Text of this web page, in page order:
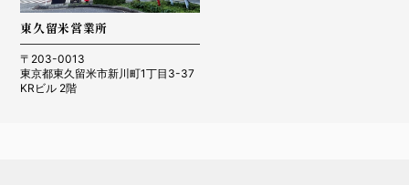
東久留米営業所
〒203-0013
東京都東久留米市新川町1丁目3-37
KRビル 2階